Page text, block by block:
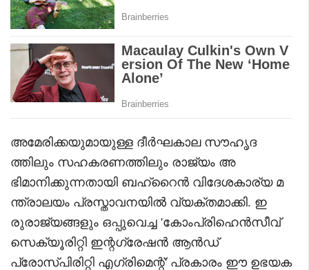
അമേരിക്കയുമായുള്ള ദീർഘകാല സൗഹൃദ
ത്തിലും സഹകരണത്തിലും രാജ്യം അ
ഭിമാനിക്കുന്നതായി ബഹ്‌റൈൻ വിദേശകാര്യ മ
ന്ത്രാലയം പ്രസ്താവനയിൽ വ്യക്തമാക്കി. ഇ
രുരാജ്യങ്ങളും ഒപ്പുവെച്ച 'കോംപ്രിഹെൻസീവ്
സെക്യൂരിറ്റി ഇന്റഗ്രേഷൻ ആൻഡ്
പ്രോസ്പിരിറ്റി എഗ്രിമെന്റ്' പ്രകാരം ഈ ഉഭയക